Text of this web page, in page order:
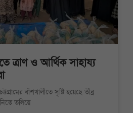
ত্রাণ ও আর্থিক সাহায্য
বাঁশখালীতে সৃষ্টি হয়েছে তীব্র
তলিয়ে